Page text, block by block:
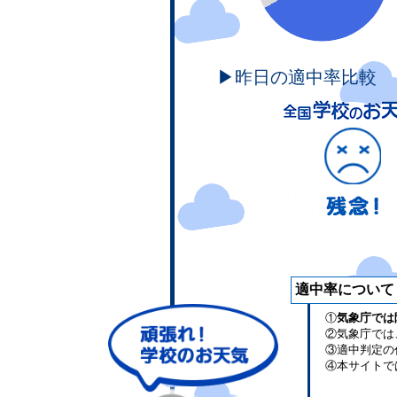
▶昨日の適中率比較
適中率について
①気象庁で
②気象庁では
③適中判定の
④本サイトで